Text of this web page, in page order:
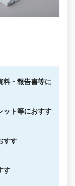
・報告書等に
ット等におすす
すす
す